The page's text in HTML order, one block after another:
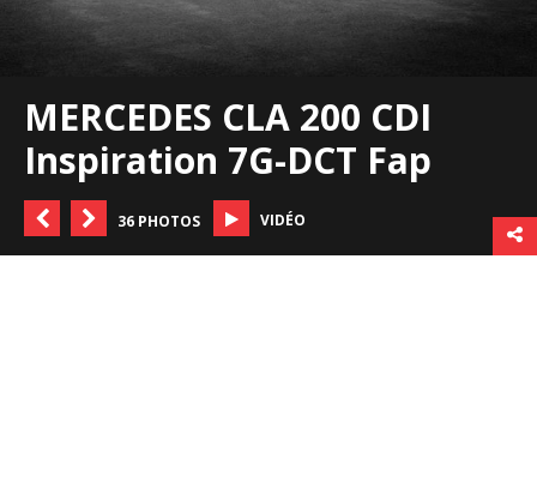
MERCEDES CLA 200 CDI
Inspiration 7G-DCT Fap
36 PHOTOS VIDÉO